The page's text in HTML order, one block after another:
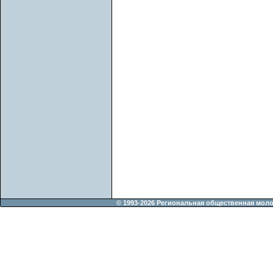
© 1993-2026 Региональная общественная